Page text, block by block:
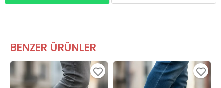
BENZER ÜRÜNLER